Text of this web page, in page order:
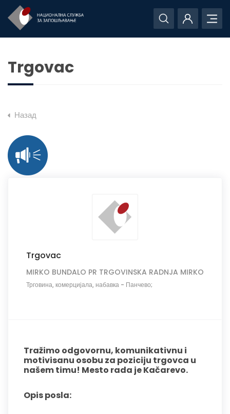
Trgovac
Назад
Trgovac
MIRKO BUNDALO PR TRGOVINSKA RADNJA MIRKO
Трговина, комерцијала, набавка - Панчево;
Tražimo odgovornu, komunikativnu i
motivisanu osobu za poziciju trgovca u
našem timu! Mesto rada je Kačarevo.
Opis posla: